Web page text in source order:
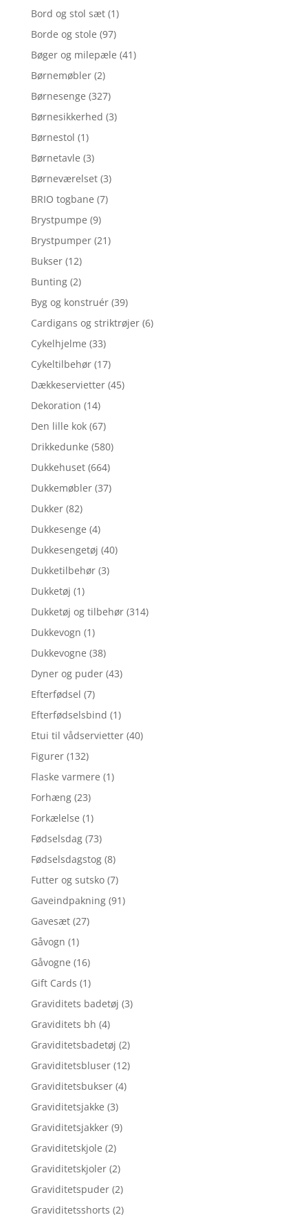
Bord og stol sæt (1)
Borde og stole (97)
Bøger og milepæle (41)
Børnemøbler (2)
Børnesenge (327)
Børnesikkerhed (3)
Børnestol (1)
Børnetavle (3)
Børneværelset (3)
BRIO togbane (7)
Brystpumpe (9)
Brystpumper (21)
Bukser (12)
Bunting (2)
Byg og konstruér (39)
Cardigans og striktrøjer (6)
Cykelhjelme (33)
Cykeltilbehør (17)
Dækkeservietter (45)
Dekoration (14)
Den lille kok (67)
Drikkedunke (580)
Dukkehuset (664)
Dukkemøbler (37)
Dukker (82)
Dukkesenge (4)
Dukkesengetøj (40)
Dukketilbehør (3)
Dukketøj (1)
Dukketøj og tilbehør (314)
Dukkevogn (1)
Dukkevogne (38)
Dyner og puder (43)
Efterfødsel (7)
Efterfødselsbind (1)
Etui til vådservietter (40)
Figurer (132)
Flaske varmere (1)
Forhæng (23)
Forkælelse (1)
Fødselsdag (73)
Fødselsdagstog (8)
Futter og sutsko (7)
Gaveindpakning (91)
Gavesæt (27)
Gåvogn (1)
Gåvogne (16)
Gift Cards (1)
Graviditets badetøj (3)
Graviditets bh (4)
Graviditetsbadetøj (2)
Graviditetsbluser (12)
Graviditetsbukser (4)
Graviditetsjakke (3)
Graviditetsjakker (9)
Graviditetskjole (2)
Graviditetskjoler (2)
Graviditetspuder (2)
Graviditetsshorts (2)